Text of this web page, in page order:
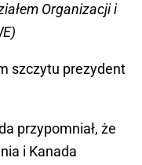
Organizacji i
szczytu prezydent
przypomniał, że
i Kanada